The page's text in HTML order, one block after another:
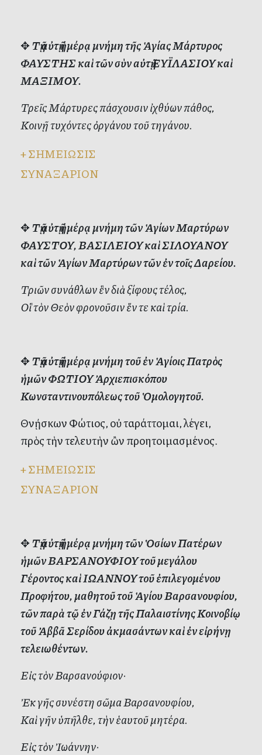
✥Τῇ αὐτῇ ἡμέρᾳ μνήμη τῆς Ἁγίας Μάρτυρος
ΦΑΥΣΤΗΣ καὶ τῶν σὺν αὐτῇ ΕΥΪΛΑΣΙΟΥ καὶ
ΜΑΞΙΜΟΥ.
Τρεῖς Μάρτυρες πάσχουσιν ἰχθύων πάθος,
Κοινῇ τυχόντες ὀργάνου τοῦ τηγάνου.
+ΣΗΜΕΙΩΣΙΣ
ΣΥΝΑΞΑΡΙΟΝ
✥Τῇ αὐτῇ ἡμέρᾳ μνήμη τῶν Ἁγίων Μαρτύρων
ΦΑΥΣΤΟΥ, ΒΑΣΙΛΕΙΟΥ καὶ ΣΙΛΟΥΑΝΟΥ
καὶ τῶν Ἁγίων Μαρτύρων τῶν ἐν τοῖς Δαρείου.
Τριῶν συνάθλων ἓν διὰ ξίφους τέλος,
Οἳ τὸν Θεὸν φρονοῦσιν ἕν τε καὶ τρία.
✥Τῇ αὐτῇ ἡμέρᾳ μνήμη τοῦ ἐν Ἁγίοις Πατρὸς
ἡμῶν ΦΩΤΙΟΥ Ἀρχιεπισκόπου
Κωνσταντινουπόλεως τοῦ Ὁμολογητοῦ.
Θνῄσκων Φώτιος, οὐ ταράττομαι, λέγει,
πρὸς τὴν τελευτὴν ὢν προητοιμασμένος.
+ΣΗΜΕΙΩΣΙΣ
ΣΥΝΑΞΑΡΙΟΝ
✥Τῇ αὐτῇ ἡμέρᾳ μνήμη τῶν Ὁσίων Πατέρων
ἡμῶν ΒΑΡΣΑΝΟΥΦΙΟΥ τοῦ μεγάλου
Γέροντος καὶ ΙΩΑΝΝΟΥ τοῦ ἐπιλεγομένου
Προφήτου, μαθητοῦ τοῦ Ἁγίου Βαρσανουφίου,
τῶν παρὰ τῷ ἐν Γάζῃ τῆς Παλαιστίνης Κοινοβίῳ
τοῦ Ἀββᾶ Σερίδου ἀκμασάντων καὶ ἐν εἰρήνῃ
τελειωθέντων.
Εἰς τὸν Βαρσανούφιον·
Ἐκ γῆς συνέστη σῶμα Βαρσανουφίου,
Καὶ γῆν ὑπῆλθε, τὴν ἑαυτοῦ μητέρα.
Εἰς τὸν Ἰωάννην·